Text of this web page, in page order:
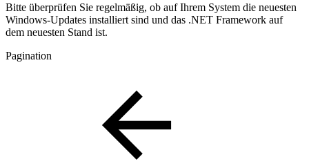
Bitte überprüfen Sie regelmäßig, ob auf Ihrem System die neuesten
Windows-Updates installiert sind und das .NET Framework auf
dem neuesten Stand ist.
Pagination